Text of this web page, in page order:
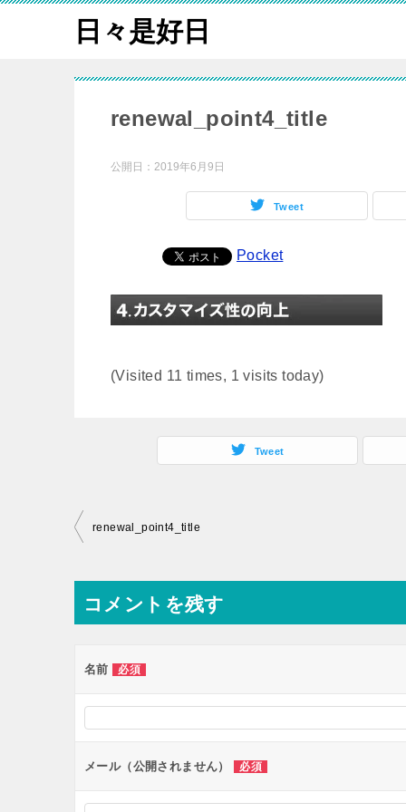
日々是好日
renewal_point4_title
公開日： 2019年6月9日
Tweet
Pocket
(Visited 11 times, 1 visits today)
Tweet
投
ナ
ビ
ー
ョ
ン
renewal_point4_title
コメントを残す
名前 必須
メール（公開されません） 必須